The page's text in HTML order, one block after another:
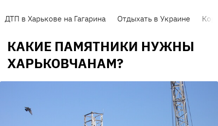
ДТП в Харькове на Гагарина Отдыхать в Украине
КАКИЕ ПАМЯТНИКИ НУЖНЫ
ХАРЬКОВЧАНАМ?